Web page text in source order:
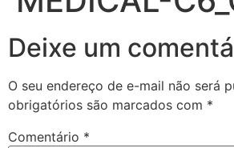
Deixe um
O seu endereço de e-mail não será
obrigatórios são marcados com *
Comentário *